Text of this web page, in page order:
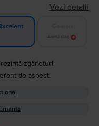
Vezi detalii
Alertă stoc
zgârieturi
de aspect.